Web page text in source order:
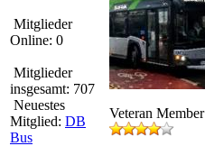
Mitglieder
Online: 0
Mitglieder
insgesamt: 707
Neuestes
Mitglied: DB
Bus
Veteran Member